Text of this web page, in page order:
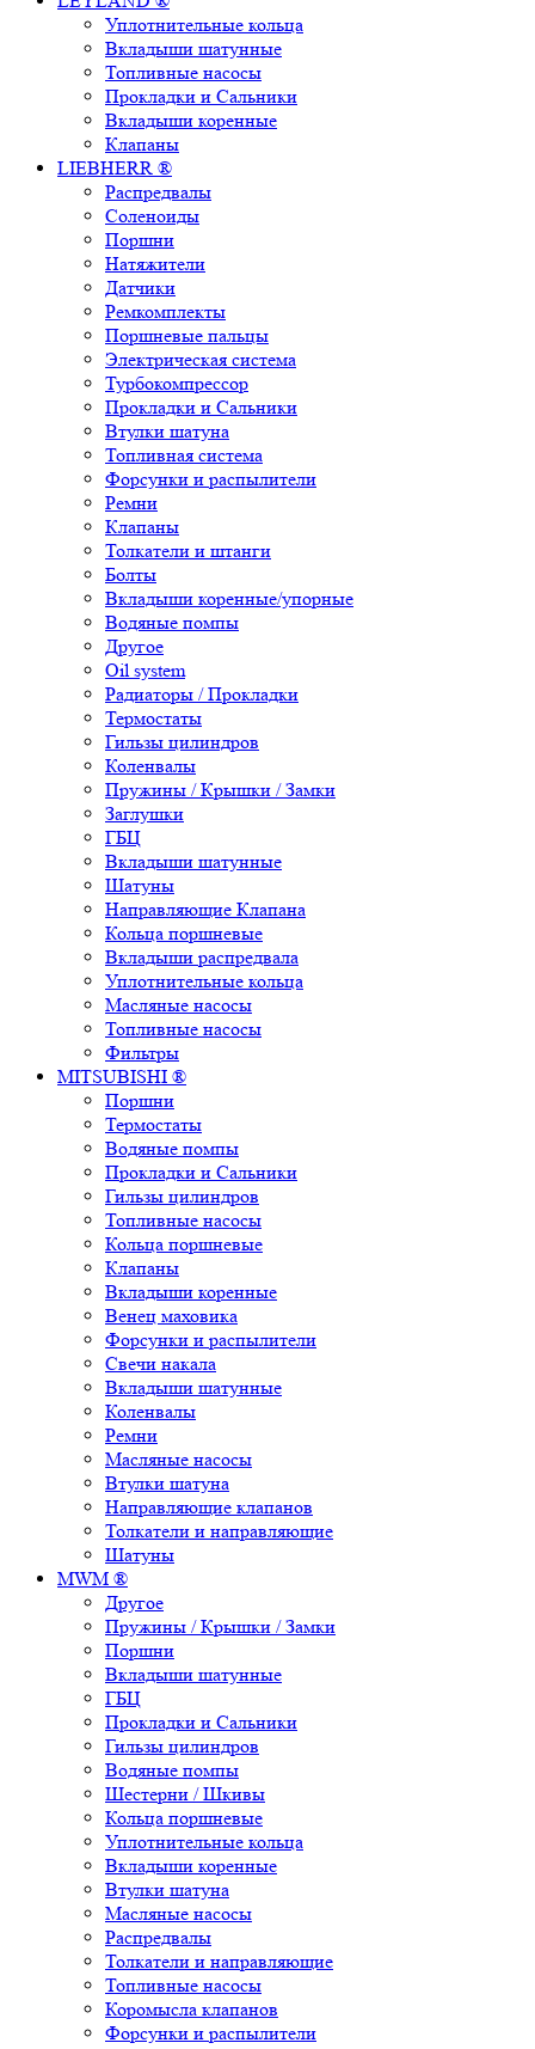
Уплотнительные кольца
Вкладыши шатунные
Топливные насосы
Прокладки и Сальники
Вкладыши коренные
Клапаны
LIEBHERR ®
Распредвалы
Соленоиды
Поршни
Натяжители
Датчики
Ремкомплекты
Поршневые пальцы
Электрическая система
Турбокомпрессор
Прокладки и Сальники
Втулки шатуна
Топливная система
Форсунки и распылители
Ремни
Клапаны
Толкатели и штанги
Болты
Вкладыши коренные/упорные
Водяные помпы
Другое
Oil system
Радиаторы / Прокладки
Термостаты
Гильзы цилиндров
Коленвалы
Пружины / Крышки / Замки
Заглушки
ГБЦ
Вкладыши шатунные
Шатуны
Направляющие Клапана
Кольца поршневые
Вкладыши распредвала
Уплотнительные кольца
Масляные насосы
Топливные насосы
Фильтры
MITSUBISHI ®
Поршни
Термостаты
Водяные помпы
Прокладки и Сальники
Гильзы цилиндров
Топливные насосы
Кольца поршневые
Клапаны
Вкладыши коренные
Венец маховика
Форсунки и распылители
Свечи накала
Вкладыши шатунные
Коленвалы
Ремни
Масляные насосы
Втулки шатуна
Направляющие клапанов
Толкатели и направляющие
Шатуны
MWM ®
Другое
Пружины / Крышки / Замки
Поршни
Вкладыши шатунные
ГБЦ
Прокладки и Сальники
Гильзы цилиндров
Водяные помпы
Шестерни / Шкивы
Кольца поршневые
Уплотнительные кольца
Вкладыши коренные
Втулки шатуна
Масляные насосы
Распредвалы
Толкатели и направляющие
Топливные насосы
Коромысла клапанов
Форсунки и распылители